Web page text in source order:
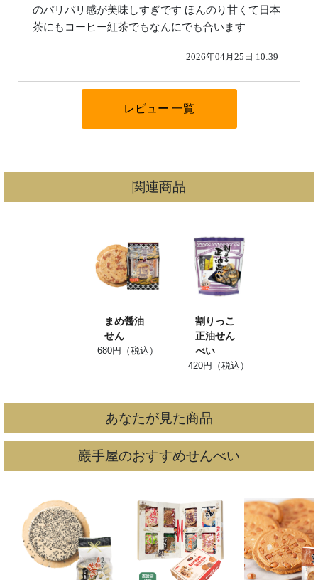
のパリパリ感が美味しすぎです ほんのり甘くて日本
茶にもコーヒー紅茶でもなんにでも合います
2026年04月25日 10:39
関連商品
まめ醤油
せん
680円（税込）
割りっこ
正油せん
べい
420円（税込）
あなたが見た商品
巖手屋のおすすめせんべい